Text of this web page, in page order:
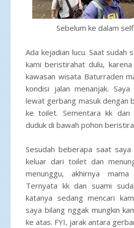
Sebelum ke dalam
Ada kejadian lucu. Saat sudah
kami beristirahat dulu,
kawasan wisata Baturraden
kondisi jalan menanjak.
lewat gerbang masuk dengan
ke toilet. Sementara kk dan
duduk di bawah pohon
Sesudah beberapa saat
keluar dari toilet dan
menunggu, akhirnya
Ternyata kk dan suami
katanya sedang mencari
saya bilang nggak mungkin
ke atas. FYI, jarak antara